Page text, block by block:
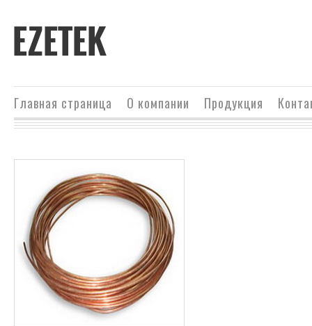
EZETEK
Главная страница О компании Продукция